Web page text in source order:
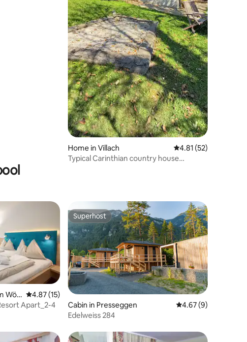
Home in Villach 4.81 out of 5
4.81 (52)
Typical Carinthian country house
Wör
4.87 out of 5 average rating, 15 reviews
4.87 (15)
Apart_2-4
Superhost
Superhost
Cabin in Presseggen 4.67 out of 5
4.67 (9)
Edelweiss 284